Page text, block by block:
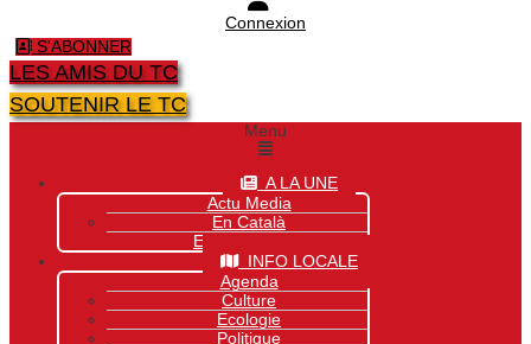
Connexion
S'ABONNER
LES AMIS DU TC
SOUTENIR LE TC
Menu
A LA UNE
Actu Media
En Català
Exclusivité Site
INFO LOCALE
Agenda
Culture
Ecologie
Politique